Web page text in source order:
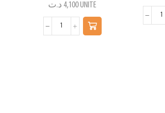
4,100 د.ت UNITE